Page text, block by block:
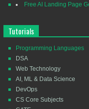
Free AI Landing Page
Tutorials
Programming Languages
DSA
Web Technology
AI, ML & Data Science
DevOps
CS Core Subjects